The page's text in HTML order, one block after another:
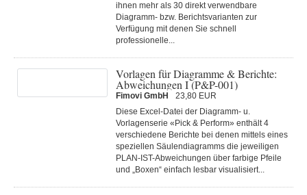
ihnen mehr als 30 direkt verwendbare
Diagramm- bzw. Berichtsvarianten zur
Verfügung mit denen Sie schnell
professionelle...
Vorlagen für Diagramme & Berichte:
Abweichungen I (P&P-001)
Fimovi GmbH
23,80 EUR
Diese Excel-Datei der Diagramm- u.
Vorlagenserie «Pick & Perform» enthält 4
verschiedene Berichte bei denen mittels eines
speziellen Säulendiagramms die jeweiligen
PLAN-IST-Abweichungen über farbige Pfeile
und „Boxen“ einfach lesbar visualisiert...